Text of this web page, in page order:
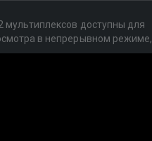
мультиплексов доступны для
в непрерывном режиме,